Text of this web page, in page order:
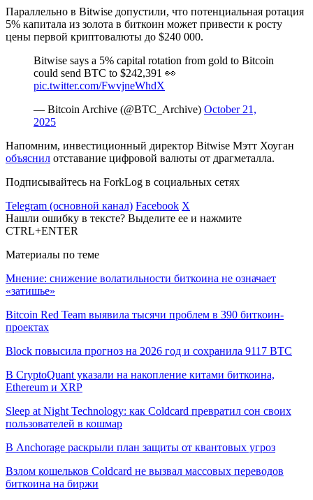
Параллельно в Bitwise допустили, что потенциальная ротация
5% капитала из золота в биткоин может привести к росту
цены первой криптовалюты до $240 000.
Bitwise says a 5% capital rotation from gold to Bitcoin
could send BTC to $242,391 👀
pic.twitter.com/FwvjneWhdX
— Bitcoin Archive (@BTC_Archive) October 21,
2025
Напомним, инвестиционный директор Bitwise Мэтт Хоуган
объяснил отставание цифровой валюты от драгметалла.
Подписывайтесь на ForkLog в социальных сетях
Telegram (основной канал) Facebook X
Нашли ошибку в тексте? Выделите ее и нажмите
CTRL+ENTER
Материалы по теме
Мнение: снижение волатильности биткоина не означает
«затишье»
Bitcoin Red Team выявила тысячи проблем в 390 биткоин-
проектах
Block повысила прогноз на 2026 год и сохранила 9117 BTC
В CryptoQuant указали на накопление китами биткоина,
Ethereum и XRP
Sleep at Night Technology: как Coldcard превратил сон своих
пользователей в кошмар
В Anchorage раскрыли план защиты от квантовых угроз
Взлом кошельков Coldcard не вызвал массовых переводов
биткоина на биржи